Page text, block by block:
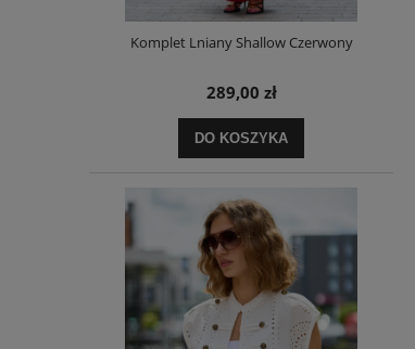
Komplet Lniany Shallow Czerwony
289,00 zł
DO KOSZYKA